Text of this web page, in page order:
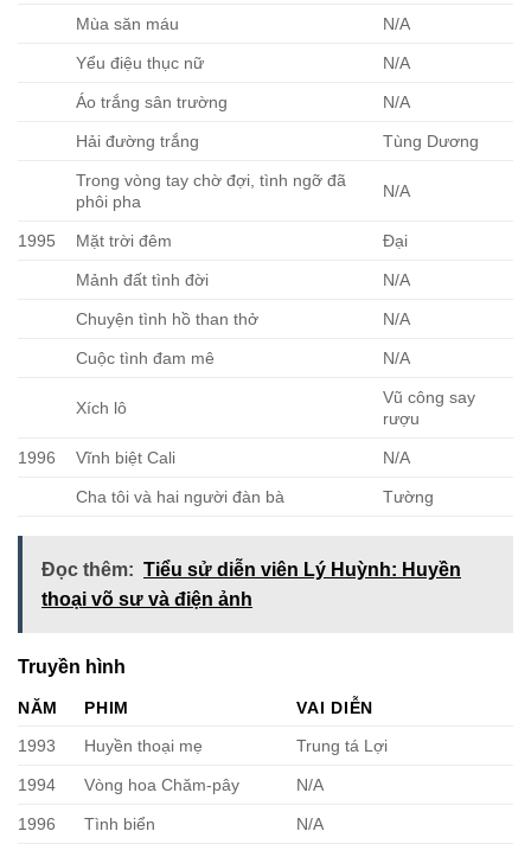
Mùa săn máu N/A
Yểu điệu thục nữ N/A
Áo trắng sân trường N/A
Hải đường trắng Tùng Dương
Trong vòng tay chờ đợi, tình ngỡ đã
phôi pha
N/A
1995 Mặt trời đêm Đại
Mảnh đất tình đời N/A
Chuyện tình hồ than thở N/A
Cuộc tình đam mê N/A
Xích lô
Vũ công say
rượu
1996 Vĩnh biệt Cali N/A
Cha tôi và hai người đàn bà Tường
Đọc thêm: Tiểu sử diễn viên Lý Huỳnh: Huyền
thoại võ sư và điện ảnh
Truyền hình
NĂM PHIM
VAI DIỄN
1993
Huyền thoại mẹ Trung tá Lợi
1994 Vòng hoa Chăm-pây N/A
1996 Tình biển N/A